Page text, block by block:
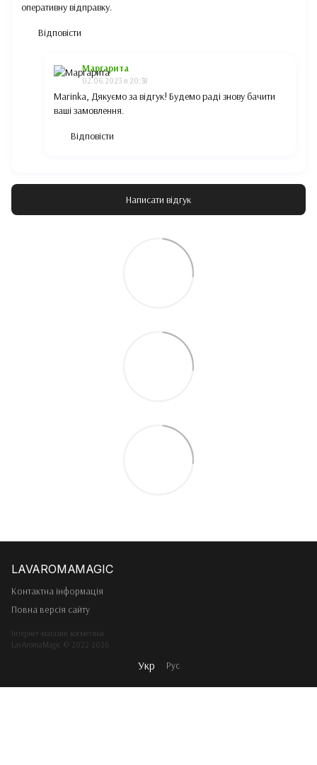
оперативну відправку.
Відповісти
Маргарита
02.06.2023 в 20:38
Marinka, Дякуємо за відгук! Будемо раді знову бачити
ваші замовлення.
Відповісти
Написати відгук
Контактна інформація
Повна версія сайту
Інтернет-магазин косметики
LavAromaMagic © 2022-2026
Укр Рус